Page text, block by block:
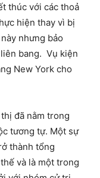
thúc với các thoả
hiện thay vì bị
nhưng bảo
bang. Vụ kiện
New York cho
đã nằm trong
tương tự. Một sự
thành tổng
và là một trong